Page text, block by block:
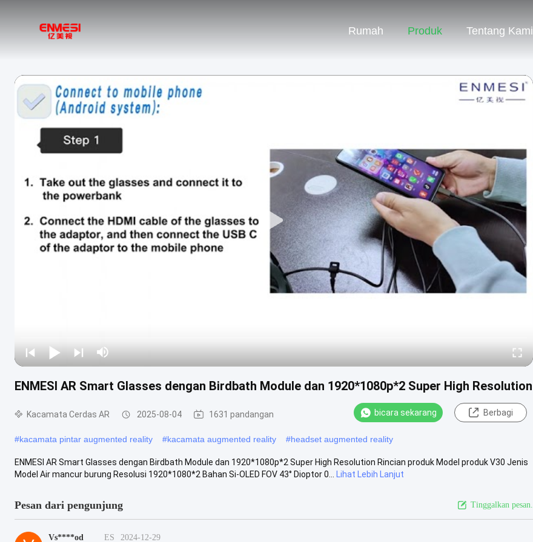
Rumah Produk Tentang Kami
ENMESI AR Smart Glasses dengan Birdbath Module dan 1920*1080p*2 Super High Resolution
Kacamata Cerdas AR 2025-08-04 1631 pandangan bicara sekarang Berbagi
#kacamata pintar augmented reality #kacamata augmented reality #headset augmented reality
ENMESI AR Smart Glasses dengan Birdbath Module dan 1920*1080p*2 Super High Resolution Rincian produk Model produk V30 Jenis
Model Air mancur burung Resolusi 1920*1080*2 Bahan Si-OLED FOV 43° Dioptor 0...
Lihat Lebih Lanjut
Pesan dari pengunjung Tinggalkan pesan.
Vs****od ES 2024-12-29